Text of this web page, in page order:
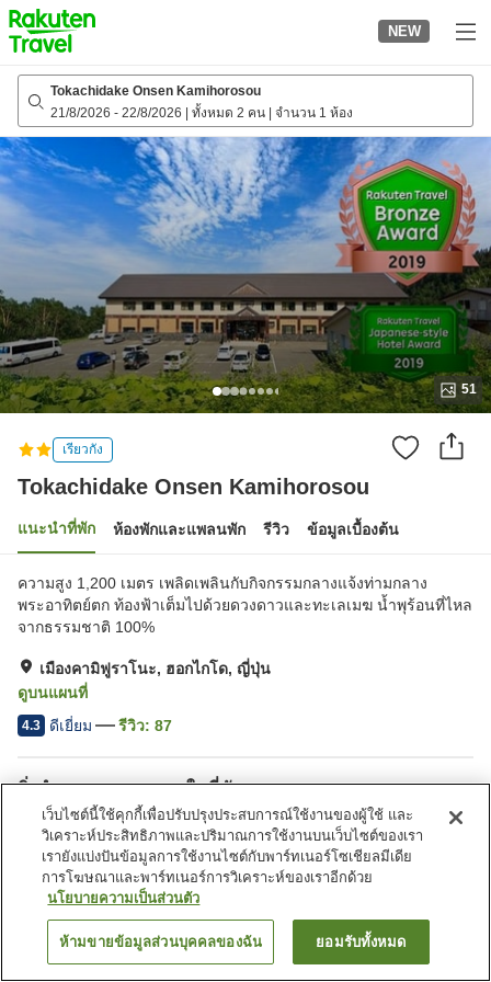
to
top
page
NEW
Tokachidake Onsen Kamihorosou
21/8/2026 - 22/8/2026 ทั้งหมด 2 คน จำนวน 1 ห้อง
51
เรียวกัง
Tokachidake Onsen Kamihorosou
แนะนำที่พัก ห้องพักและแพลนพัก รีวิว ข้อมูลเบื้องต้น
ความสูง 1,200 เมตร เพลิดเพลินกับกิจกรรมกลางแจ้งท่ามกลาง
พระอาทิตย์ตก ท้องฟ้าเต็มไปด้วยดวงดาวและทะเลเมฆ น้ำพุร้อนที่ไหล
จากธรรมชาติ 100%
เมืองคามิฟูราโนะ, ฮอกไกโด, ญี่ปุ่น
ดูบนแผนที่
4.3 ดีเยี่ยม รีวิว: 87
สิ่งอำนวยความสะดวกในที่พัก
ที่จอดรถ
ซาวน่า
ร้านอาหาร
ตู้จำหน่ายอัตโนมัติ
หน้าแรก ญี่ปุ่น ฮอกไกโด
Tokachidake Onsen Kamihorosou
ค้นหาห้องพัก
เว็บไซต์นี้ใช้คุกกี้เพื่อปรับปรุงประสบการณ์ใช้งานของผู้ใช้ และ
วิเคราะห์ประสิทธิภาพและปริมาณการใช้งานบนเว็บไซต์ของเรา
เรายังแบ่งปันข้อมูลการใช้งานไซต์กับพาร์ทเนอร์โซเชียลมีเดีย
การโฆษณาและพาร์ทเนอร์การวิเคราะห์ของเราอีกด้วย
นโยบายความเป็นส่วนตัว
ห้ามขายข้อมูลส่วนบุคคลของฉัน ยอมรับทั้งหมด